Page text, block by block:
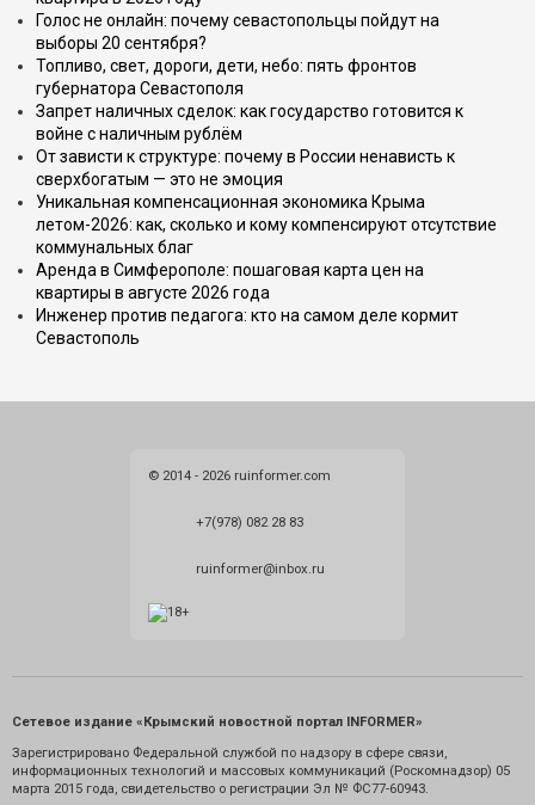
Голос не онлайн: почему севастопольцы пойдут на
выборы 20 сентября?
Топливо, свет, дороги, дети, небо: пять фронтов
губернатора Севастополя
Запрет наличных сделок: как государство готовится к
войне с наличным рублём
От зависти к структуре: почему в России ненависть к
сверхбогатым — это не эмоция
Уникальная компенсационная экономика Крыма
летом-2026: как, сколько и кому компенсируют отсутствие
коммунальных благ
Аренда в Симферополе: пошаговая карта цен на
квартиры в августе 2026 года
Инженер против педагога: кто на самом деле кормит
Севастополь
© 2014 - 2026 ruinformer.com
+7(978) 082 28 83
ruinformer@inbox.ru
Сетевое издание «Крымский новостной портал INFORMER»
Зарегистрировано Федеральной службой по надзору в сфере связи,
информационных технологий и массовых коммуникаций (Роскомнадзор) 05
марта 2015 года, свидетельство о регистрации Эл № ФС77-60943.